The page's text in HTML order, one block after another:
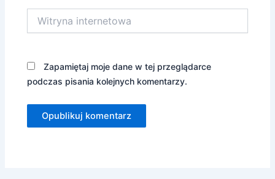
internetowa
Zapamiętaj moje dane w tej przeglądarce
podczas pisania kolejnych komentarzy.